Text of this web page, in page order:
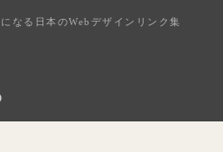
なる日本のWebデザインリンク集